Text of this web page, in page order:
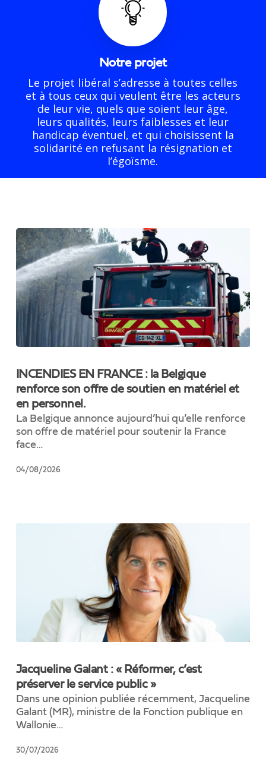
Notre projet
Le projet libéral s’adresse à toutes celles
et à tous ceux qui veulent être les acteurs
de leur vie, quels que soient leur âge,
leurs qualités, leurs faiblesses et leur
handicap éventuel, et qui choisissent la
solidarité en refusant la résignation et
l’égoïsme.
FRANCE
:
la
Belgique
renforce
son
de
et
INCENDIES EN FRANCE : la Belgique
renforce son offre de soutien en matériel et
en personnel.
La Belgique annonce aujourd’hui qu’elle renforce
son offre de matériel pour soutenir la France
face…
04/08/2026
:
«
Réformer,
c’est
préserver
service
Jacqueline Galant : « Réformer, c’est
préserver le service public »
Dans une opinion publiée récemment, Jacqueline
Galant (MR), ministre de la Fonction publique en
Wallonie…
30/07/2026